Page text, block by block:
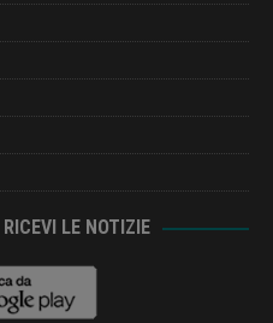
LE NOTIZIE